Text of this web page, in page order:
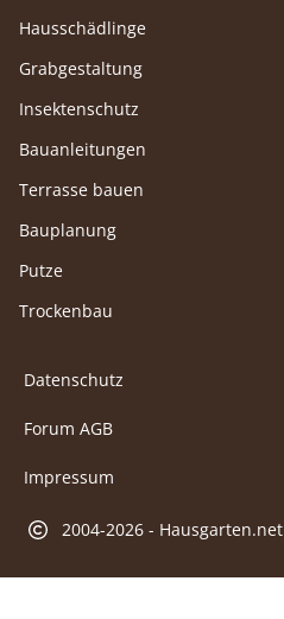
Hausschädlinge
Grabgestaltung
Insektenschutz
Bauanleitungen
Terrasse bauen
Bauplanung
Putze
Trockenbau
Datenschutz
Forum AGB
Impressum
2004-2026 - Hausgarten.net